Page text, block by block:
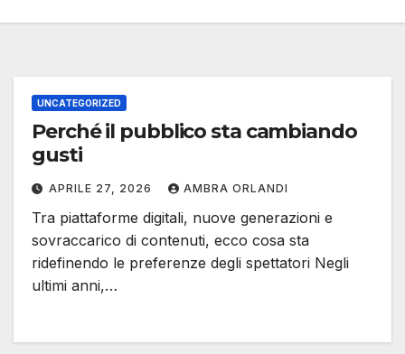
UNCATEGORIZED
Perché il pubblico sta cambiando
gusti
APRILE 27, 2026 AMBRA ORLANDI
Tra piattaforme digitali, nuove generazioni e
sovraccarico di contenuti, ecco cosa sta
ridefinendo le preferenze degli spettatori Negli
ultimi anni,…